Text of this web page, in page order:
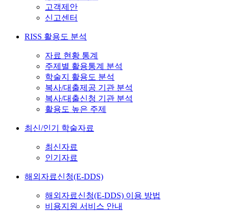
고객제안
신고센터
RISS 활용도 분석
자료 현황 통계
주제별 활용통계 분석
학술지 활용도 분석
복사/대출제공 기관 분석
복사/대출신청 기관 분석
활용도 높은 주제
최신/인기 학술자료
최신자료
인기자료
해외자료신청(E-DDS)
해외자료신청(E-DDS) 이용 방법
비용지원 서비스 안내